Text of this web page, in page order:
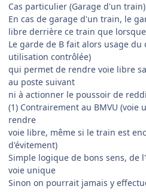
Cas particulier (Garage d'un train)
En cas de garage d'un train, le
libre derrière ce train que
Le garde de B fait alors usage
utilisation contrôlée)
qui permet de rendre voie libre
au poste suivant
ni à actionner le poussoir de
(1) Contrairement au BMVU (voie
rendre
voie libre, même si le train est
d'évitement)
Simple logique de bons sens, de
voie unique
Sinon on pourrait jamais y